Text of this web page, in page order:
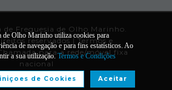
Freguesia de Olho Marinho.
reservados |Termos e
para a rede/móvel fixa
nacional
de Olho Marinho utiliza cookies para
de navegação e para fins estatísticos. Ao
a sua utilização.Termos e Condições
Aceitar
de Cookies